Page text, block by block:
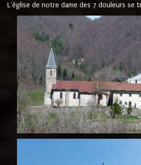
L'église de notre dame des 7 douleurs se